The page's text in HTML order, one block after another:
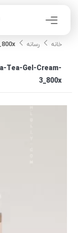
خانه رسانه
Tea-Gel-Cream-
3_800x